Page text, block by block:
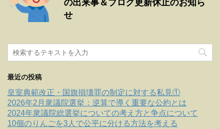
の出来事＆ブログ更新休止のお知ら
せ
最近の投稿
皇室典範改正・国旗損壊罪の制定に対する私見①
2026年2月衆議院選挙：逆算で導く重要な公約とは
2024年衆議院総選挙についての考え方と争点について
10個のりんごを3人で公平に分ける方法を考える